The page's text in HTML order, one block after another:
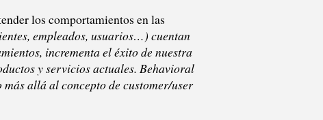
los comportamientos en las
empleados, usuarios…) cuentan
incrementa el éxito de nuestra
y servicios actuales. Behavioral
allá al concepto de customer/user